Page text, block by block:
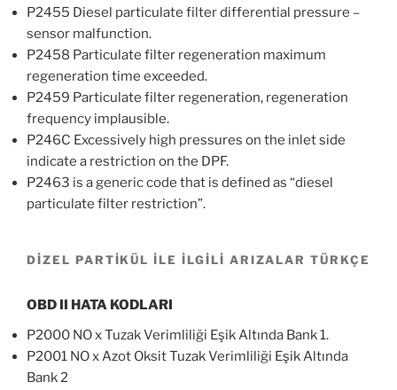
P2455 Diesel particulate filter differential pressure –
sensor malfunction.
P2458 Particulate filter regeneration maximum
regeneration time exceeded.
P2459 Particulate filter regeneration, regeneration
frequency implausible.
P246C Excessively high pressures on the inlet side
indicate a restriction on the DPF.
P2463 is a generic code that is defined as “diesel
particulate filter restriction”.
DİZEL PARTİKÜL İLE İLGİLİ ARIZALAR TÜRKÇE
OBD II HATA KODLARI
P2000 NO x Tuzak Verimliliği Eşik Altında Bank 1.
P2001 NO x Azot Oksit Tuzak Verimliliği Eşik Altında
Bank 2